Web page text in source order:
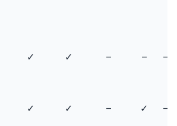
✓ ✓ – – –
✓ ✓ – ✓ –